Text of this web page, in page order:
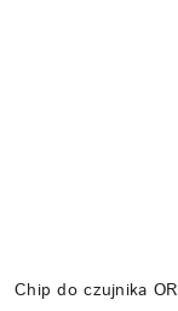
Chip do czujnika